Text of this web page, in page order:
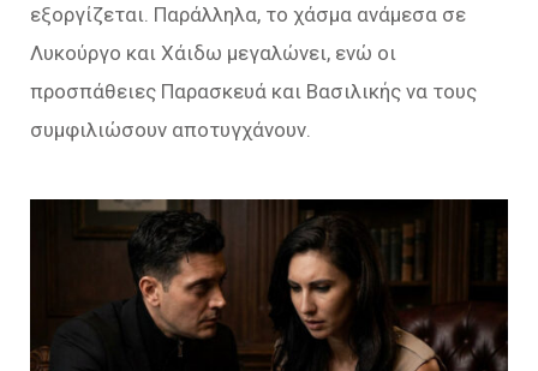
εξοργίζεται. Παράλληλα, το χάσμα ανάμεσα σε
Λυκούργο και Χάιδω μεγαλώνει, ενώ οι
προσπάθειες Παρασκευά και Βασιλικής να τους
συμφιλιώσουν αποτυγχάνουν.